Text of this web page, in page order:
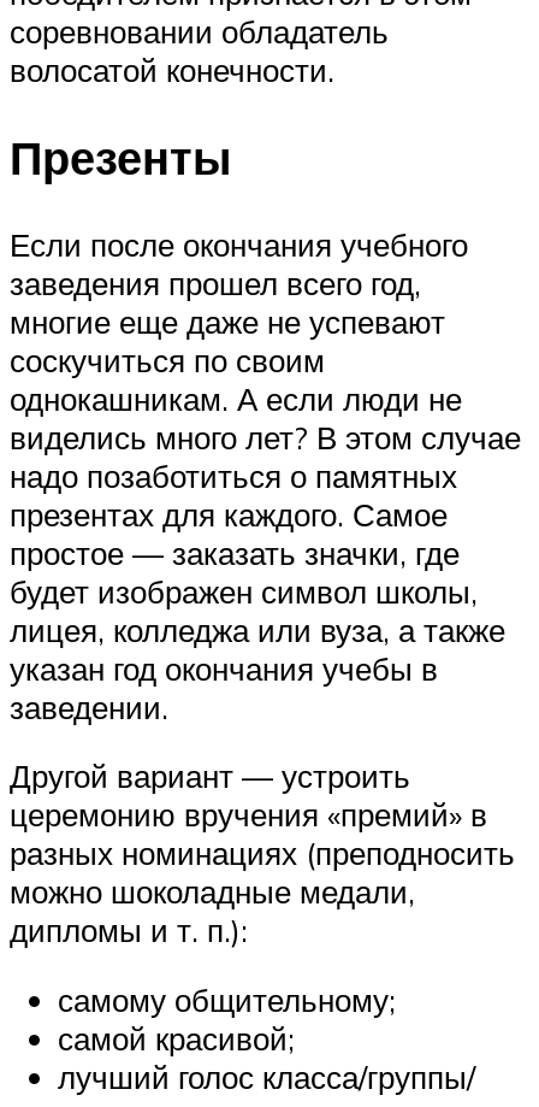
соревновании обладатель
волосатой конечности.
Презенты
Если после окончания учебного
заведения прошел всего год,
многие еще даже не успевают
соскучиться по своим
однокашникам. А если люди не
виделись много лет? В этом случае
надо позаботиться о памятных
презентах для каждого. Самое
простое — заказать значки, где
будет изображен символ школы,
лицея, колледжа или вуза, а также
указан год окончания учебы в
заведении.
Другой вариант — устроить
церемонию вручения «премий» в
разных номинациях (преподносить
можно шоколадные медали,
дипломы и т. п.):
самому общительному;
самой красивой;
лучший голос класса/группы/